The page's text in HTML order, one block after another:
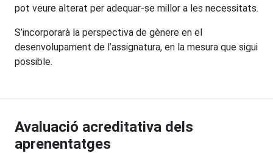
pot veure alterat per adequar-se millor a les necessitats.
S’incorporarà la perspectiva de gènere en el
desenvolupament de l’assignatura, en la mesura que sigui
possible.
Avaluació acreditativa dels
aprenentatges